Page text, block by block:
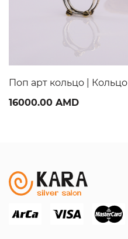
Поп арт кольцо | Кольцо
16000.00 AMD